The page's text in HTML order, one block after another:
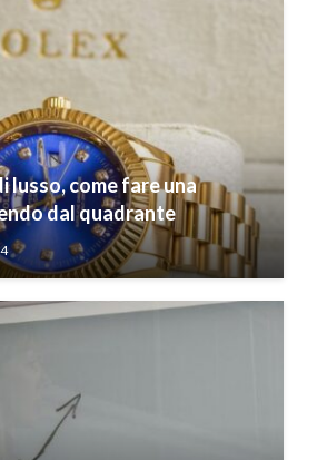
lusso, come fare una
dal quadrante